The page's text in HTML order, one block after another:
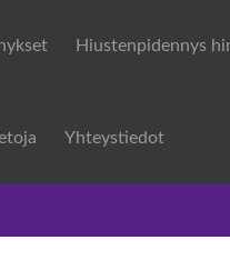
Hiustenpidennys
Yhteystiedot